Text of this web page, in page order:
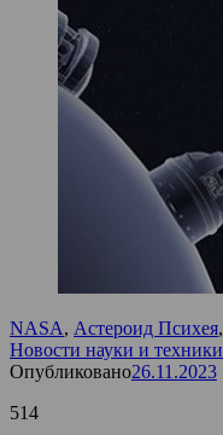
NASA, Астероид Психея,
Новости науки и техники
Опубликовано26.11.2023
514